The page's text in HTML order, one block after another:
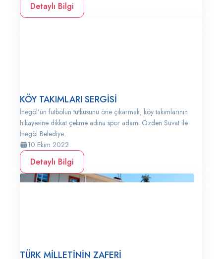
Detaylı Bilgi
KÖY TAKIMLARI SERGİSİ
İnegöl’ün futbolun tutkusunu öne çıkarmak, köy takımlarının
hikayesine dikkat çekme adına spor adamı Özden Suvat ile
İnegöl Belediye...
10 Ekim 2022
Detaylı Bilgi
TÜRK MİLLETİNİN ZAFERİ